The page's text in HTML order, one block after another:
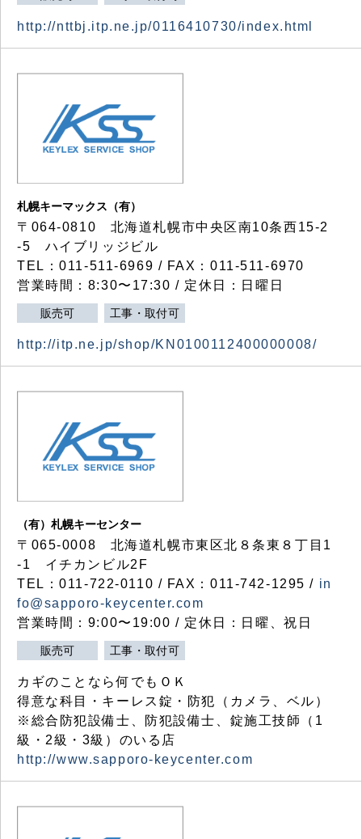
http://nttbj.itp.ne.jp/0116410730/index.html
札幌キーマックス（有）
〒064-0810 北海道札幌市中央区南10条西15-2
-5 ハイブリッジビル
TEL：011-511-6969 / FAX：011-511-6970
営業時間：8:30〜17:30 / 定休日：日曜日
販売可 工事・取付可
http://itp.ne.jp/shop/KN0100112400000008/
（有）札幌キーセンター
〒065-0008 北海道札幌市東区北８条東８丁目1
-1 イチカンビル2F
TEL：011-722-0110 / FAX：011-742-1295 / in
fo@sapporo-keycenter.com
営業時間：9:00〜19:00 / 定休日：日曜、祝日
販売可 工事・取付可
カギのことなら何でもＯＫ
得意な科目・キーレス錠・防犯（カメラ、ベル）
※総合防犯設備士、防犯設備士、錠施工技師（1
級・2級・3級）のいる店
http://www.sapporo-keycenter.com